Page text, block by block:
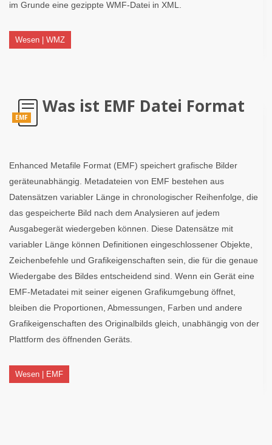
im Grunde eine gezippte WMF-Datei in XML.
Wesen | WMZ
EMF
Was ist EMF Datei Format
Enhanced Metafile Format (EMF) speichert grafische Bilder
geräteunabhängig. Metadateien von EMF bestehen aus
Datensätzen variabler Länge in chronologischer Reihenfolge, die
das gespeicherte Bild nach dem Analysieren auf jedem
Ausgabegerät wiedergeben können. Diese Datensätze mit
variabler Länge können Definitionen eingeschlossener Objekte,
Zeichenbefehle und Grafikeigenschaften sein, die für die genaue
Wiedergabe des Bildes entscheidend sind. Wenn ein Gerät eine
EMF-Metadatei mit seiner eigenen Grafikumgebung öffnet,
bleiben die Proportionen, Abmessungen, Farben und andere
Grafikeigenschaften des Originalbilds gleich, unabhängig von der
Plattform des öffnenden Geräts.
Wesen | EMF